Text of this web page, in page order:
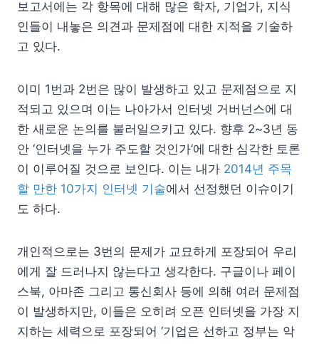
보고서에는 각 항목에 대해 많은 학자, 기업가, 지식
인들이 내놓은 의견과 문제점에 대한 지적을 기술하
고 있다.
이미 1번과 2번은 많이 발생하고 있고 문제점으로 지
적되고 있으며 이는 나아가서 인터넷 거버넌스에 대
한 새로운 논의를 불러일으키고 있다. 향후 2~3년 동
안 ‘인터넷을 누가 주도할 것인가’에 대한 심각한 토론
이 이루어질 것으로 보인다. 이는 내가 2014년 주목
할 만한 10가지 인터넷 기술에서 선정했던 이슈이기
도 하다.
개인적으로는 3번의 문제가 교묘하게 포장되어 우리
에게 잘 드러나지 않는다고 생각한다. 구글이나 페이
스북, 아마존 그리고 통신회사 등에 의해 여러 문제점
이 발생하지만, 이들은 오히려 오픈 인터넷을 가장 지
지하는 세력으로 포장되어 ‘기업은 선하고 정부는 악